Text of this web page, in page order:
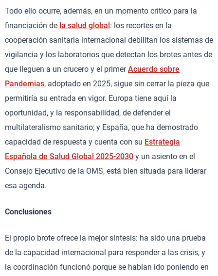
Todo ello ocurre, además, en un momento crítico para la
financiación de la salud global: los recortes en la
cooperación sanitaria internacional debilitan los sistemas de
vigilancia y los laboratorios que detectan los brotes antes de
que lleguen a un crucero y el primerAcuerdo sobre
Pandemias, adoptado en 2025, sigue sin cerrar la pieza que
permitiría su entrada en vigor. Europa tiene aquí la
oportunidad, y la responsabilidad, de defender el
multilateralismo sanitario; y España, que ha demostrado
capacidad de respuesta y cuenta con su Estrategia
Española de Salud Global 2025-2030 y un asiento en el
Consejo Ejecutivo de la OMS, está bien situada para liderar
esa agenda.
Conclusiones
El propio brote ofrece la mejor síntesis: ha sido una prueba
de la capacidad internacional para responder a las crisis, y
la coordinación funcionó porque se habían ido poniendo en